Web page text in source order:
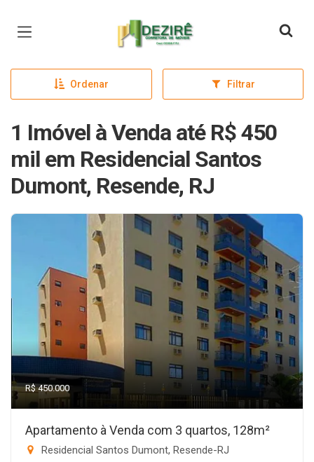
Página inicial
Ordenar Filtrar
1 Imóvel à Venda até R$ 450
mil em Residencial Santos
Dumont, Resende, RJ
R$ 450.000
Apartamento à Venda com 3 quartos, 128m²
Residencial Santos Dumont, Resende-RJ